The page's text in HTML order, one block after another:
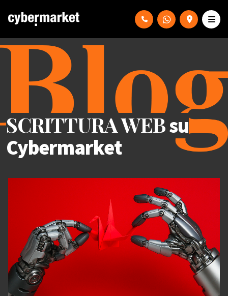
SCRITTURA WEBsu
Cybermarket